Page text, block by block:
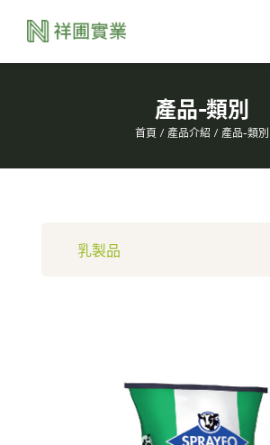
產品-類別
首頁 產品介紹 產品-類別